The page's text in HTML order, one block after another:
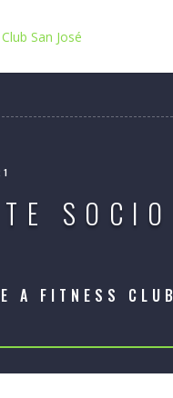
SOCIO
A FITNESS